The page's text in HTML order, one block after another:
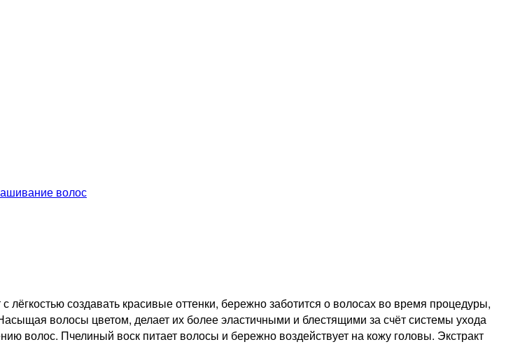
волос
создавать красивые оттенки, бережно заботится о волосах во время процедуры,
волосы цветом, делает их более эластичными и блестящими за счёт системы ухода
волос. Пчелиный воск питает волосы и бережно воздействует на кожу головы. Экстракт